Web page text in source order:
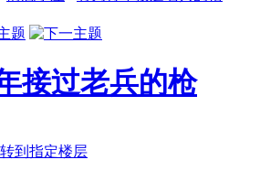
接过老兵的枪